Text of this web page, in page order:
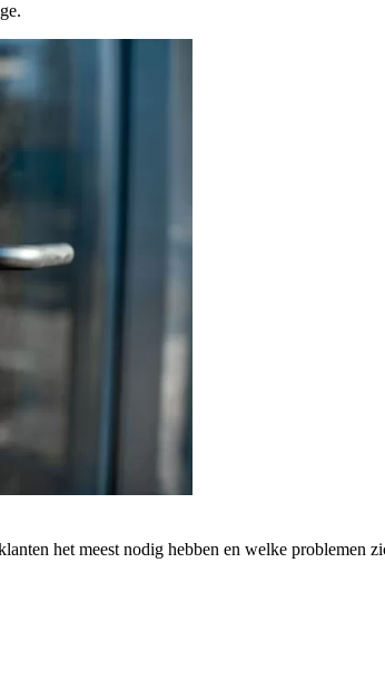
het meest nodig hebben en welke